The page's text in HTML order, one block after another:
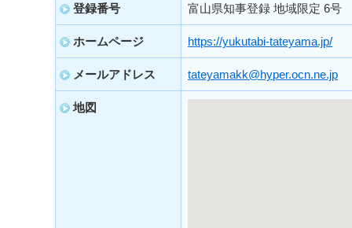
登録番号 富山県知事登録 地域限定 6号
ホームページ https://yukutabi-tateyama.jp/
メールアドレス tateyamakk@hyper.ocn.ne.jp
地図